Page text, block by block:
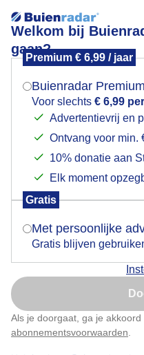
Welkom bij
gaan?
Premium € 6,99 / jaar
Buienradar Premium
Voor slechts € 6,99
Advertentievrij en
Ontvang voor min.
10% donatie aan
Elk moment
Gratis
Met persoonlijke
Gratis blijven
Als je doorgaat, ga je akkoord
abonnementsvoorwaarden
Bewolkte lucht
Door: Francien Tax Gemaakt:
Mogen we je
Indien je hier nog
verschijnt er zo een
Is goed,
Nu niet,
Klik hierom